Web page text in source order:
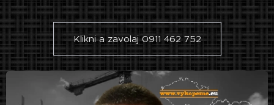
Klikni a zavolaj 0911 462 752